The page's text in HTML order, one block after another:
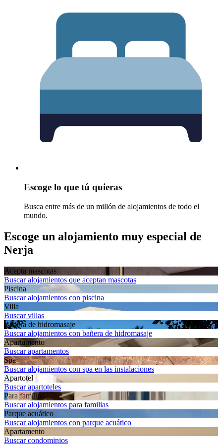
Escoge lo que tú quieras
Busca entre más de un millón de alojamientos de todo el
mundo.
Escoge un alojamiento muy especial de
Nerja
Acepta mascotas
Buscar alojamientos que aceptan mascotas
Piscina
Buscar alojamientos con piscina
Villa
Buscar villas
Bañera de hidromasaje
Buscar alojamientos con bañera de hidromasaje
Apartamento
Buscar apartamentos
Spa
Buscar alojamientos con spa en las instalaciones
Apartotel
Buscar apartoteles
Para familias
Buscar alojamientos para familias
Parque acuático
Buscar alojamientos con parque acuático
Apartamento
Buscar condominios